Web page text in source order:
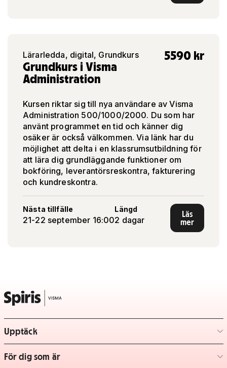
Lärarledda, digital, Grundkurs
Grundkurs i Visma
Administration
5590 kr
Kursen riktar sig till nya användare av Visma
Administration 500/1000/2000. Du som har
använt programmet en tid och känner dig
osäker är också välkommen. Via länk har du
möjlighet att delta i en klassrumsutbildning för
att lära dig grundläggande funktioner om
bokföring, leverantörsreskontra, fakturering
och kundreskontra.
Nästa tillfälle
21-22 september 16:00
Längd
2 dagar
Läs
mer
Upptäck
– klicka för att expandera lista
För dig som är
– klicka för att expandera lista